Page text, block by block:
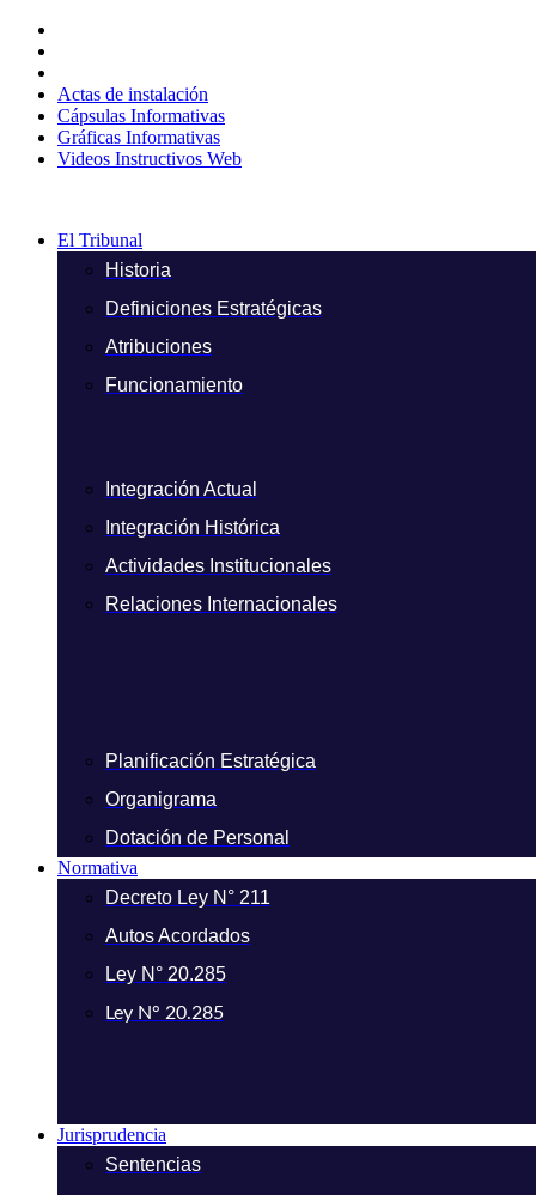
contenido
Actas de instalación
Cápsulas Informativas
Gráficas Informativas
Videos Instructivos Web
El Tribunal
Historia
Definiciones Estratégicas
Atribuciones
Funcionamiento
Integración Actual
Integración Histórica
Actividades Institucionales
Relaciones Internacionales
Planificación Estratégica
Organigrama
Dotación de Personal
Normativa
Decreto Ley N° 211
Autos Acordados
Ley N° 20.285
Ley N° 20.285
Jurisprudencia
Sentencias